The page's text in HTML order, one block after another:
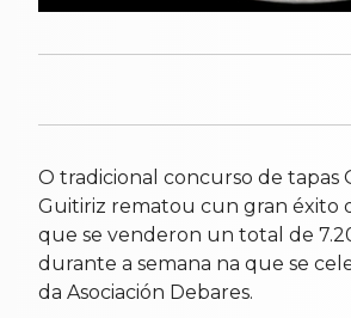
O tradicional concurso de tapas
Guitiriz rematou cun gran éxito
que se venderon un total de
durante a semana na que se
da Asociación Debares.